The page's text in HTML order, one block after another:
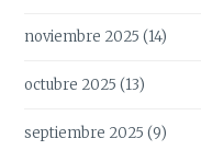
noviembre 2025 (14)
octubre 2025 (13)
septiembre 2025 (9)